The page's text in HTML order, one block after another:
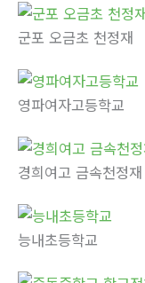
군포 오금초 천정재
영파여자고등학교
경희여고 금속천정재
능내초등학교